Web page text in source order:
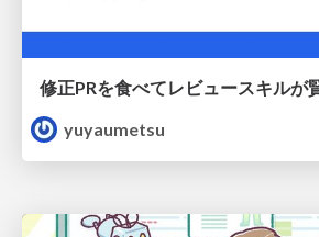
yuyaumetsu